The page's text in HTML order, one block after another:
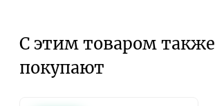
С этим товаром также
покупают